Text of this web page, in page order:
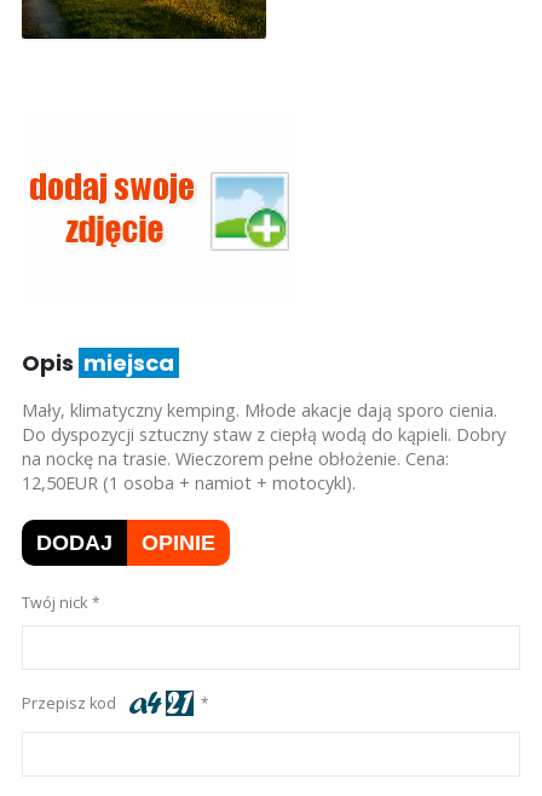
Opis miejsca
Mały, klimatyczny kemping. Młode akacje dają sporo cienia.
Do dyspozycji sztuczny staw z ciepłą wodą do kąpieli. Dobry
na nockę na trasie. Wieczorem pełne obłożenie. Cena:
12,50EUR (1 osoba + namiot + motocykl).
DODAJ OPINIE
Twój nick
Przepisz kod